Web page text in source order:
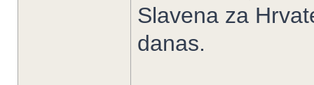
Slavena za
danas.